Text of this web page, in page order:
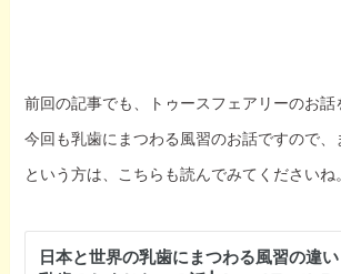
前回の記事でも、トゥースフェアリーのお話
今回も乳歯にまつわる風習のお話ですので
という方は、こちらも読んでみてくださいね